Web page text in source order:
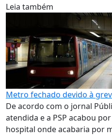
Leia também
Metro fechado devido à
De acordo com o jornal
atendida e a PSP acabou
hospital onde acabaria por